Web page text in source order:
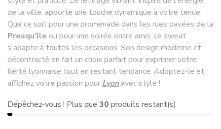
de la ville, apporte une touche dynamique à votre tenue.
Que ce soit pour une promenade dans les rues pavées de la
Presqu'île ou pour une soirée entre amis, ce sweat
s'adapte à toutes les occasions. Son design moderne et
décontracté en fait un choix parfait pour exprimer votre
fierté lyonnaise tout en restant tendance. Adoptez-le et
affichez votre passion pour Lyon avec style !
Dépêchez-vous ! Plus que 30 produits restant(s)